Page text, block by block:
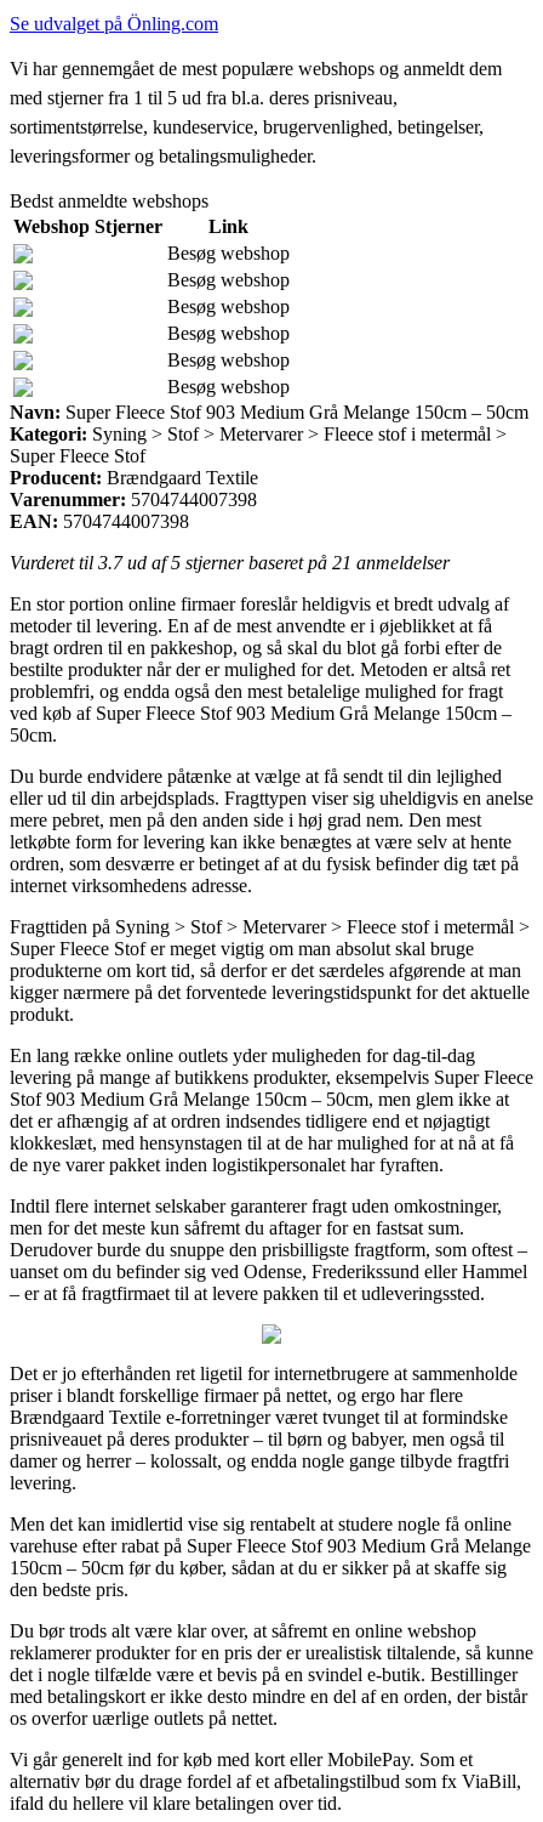
Se udvalget på Önling.com
Vi har gennemgået de mest populære webshops og anmeldt dem
med stjerner fra 1 til 5 ud fra bl.a. deres prisniveau,
sortimentstørrelse, kundeservice, brugervenlighed, betingelser,
leveringsformer og betalingsmuligheder.
Bedst anmeldte webshops
Webshop Stjerner
Link
Besøg webshop
Besøg webshop
Besøg webshop
Besøg webshop
Besøg webshop
Besøg webshop
Navn: Super Fleece Stof 903 Medium Grå Melange 150cm – 50cm
Kategori: Syning > Stof > Metervarer > Fleece stof i metermål >
Super Fleece Stof
Producent: Brændgaard Textile
Varenummer: 5704744007398
EAN: 5704744007398
Vurderet til 3.7ud af 5 stjerner baseret på 21 anmeldelser
En stor portion online firmaer foreslår heldigvis et bredt udvalg af
metoder til levering. En af de mest anvendte er i øjeblikket at få
bragt ordren til en pakkeshop, og så skal du blot gå forbi efter de
bestilte produkter når der er mulighed for det. Metoden er altså ret
problemfri, og endda også den mest betalelige mulighed for fragt
ved køb af Super Fleece Stof 903 Medium Grå Melange 150cm –
50cm.
Du burde endvidere påtænke at vælge at få sendt til din lejlighed
eller ud til din arbejdsplads. Fragttypen viser sig uheldigvis en anelse
mere pebret, men på den anden side i høj grad nem. Den mest
letkøbte form for levering kan ikke benægtes at være selv at hente
ordren, som desværre er betinget af at du fysisk befinder dig tæt på
internet virksomhedens adresse.
Fragttiden på Syning > Stof > Metervarer > Fleece stof i metermål >
Super Fleece Stof er meget vigtig om man absolut skal bruge
produkterne om kort tid, så derfor er det særdeles afgørende at man
kigger nærmere på det forventede leveringstidspunkt for det aktuelle
produkt.
En lang række online outlets yder muligheden for dag-til-dag
levering på mange af butikkens produkter, eksempelvis Super Fleece
Stof 903 Medium Grå Melange 150cm – 50cm, men glem ikke at
det er afhængig af at ordren indsendes tidligere end et nøjagtigt
klokkeslæt, med hensynstagen til at de har mulighed for at nå at få
de nye varer pakket inden logistikpersonalet har fyraften.
Indtil flere internet selskaber garanterer fragt uden omkostninger,
men for det meste kun såfremt du aftager for en fastsat sum.
Derudover burde du snuppe den prisbilligste fragtform, som oftest –
uanset om du befinder sig ved Odense, Frederikssund eller Hammel
– er at få fragtfirmaet til at levere pakken til et udleveringssted.
Det er jo efterhånden ret ligetil for internetbrugere at sammenholde
priser i blandt forskellige firmaer på nettet, og ergo har flere
Brændgaard Textile e-forretninger været tvunget til at formindske
prisniveauet på deres produkter – til børn og babyer, men også til
damer og herrer – kolossalt, og endda nogle gange tilbyde fragtfri
levering.
Men det kan imidlertid vise sig rentabelt at studere nogle få online
varehuse efter rabat på Super Fleece Stof 903 Medium Grå Melange
150cm – 50cm før du køber, sådan at du er sikker på at skaffe sig
den bedste pris.
Du bør trods alt være klar over, at såfremt en online webshop
reklamerer produkter for en pris der er urealistisk tiltalende, så kunne
det i nogle tilfælde være et bevis på en svindel e-butik. Bestillinger
med betalingskort er ikke desto mindre en del af en orden, der bistår
os overfor uærlige outlets på nettet.
Vi går generelt ind for køb med kort eller MobilePay. Som et
alternativ bør du drage fordel af et afbetalingstilbud som fx ViaBill,
ifald du hellere vil klare betalingen over tid.